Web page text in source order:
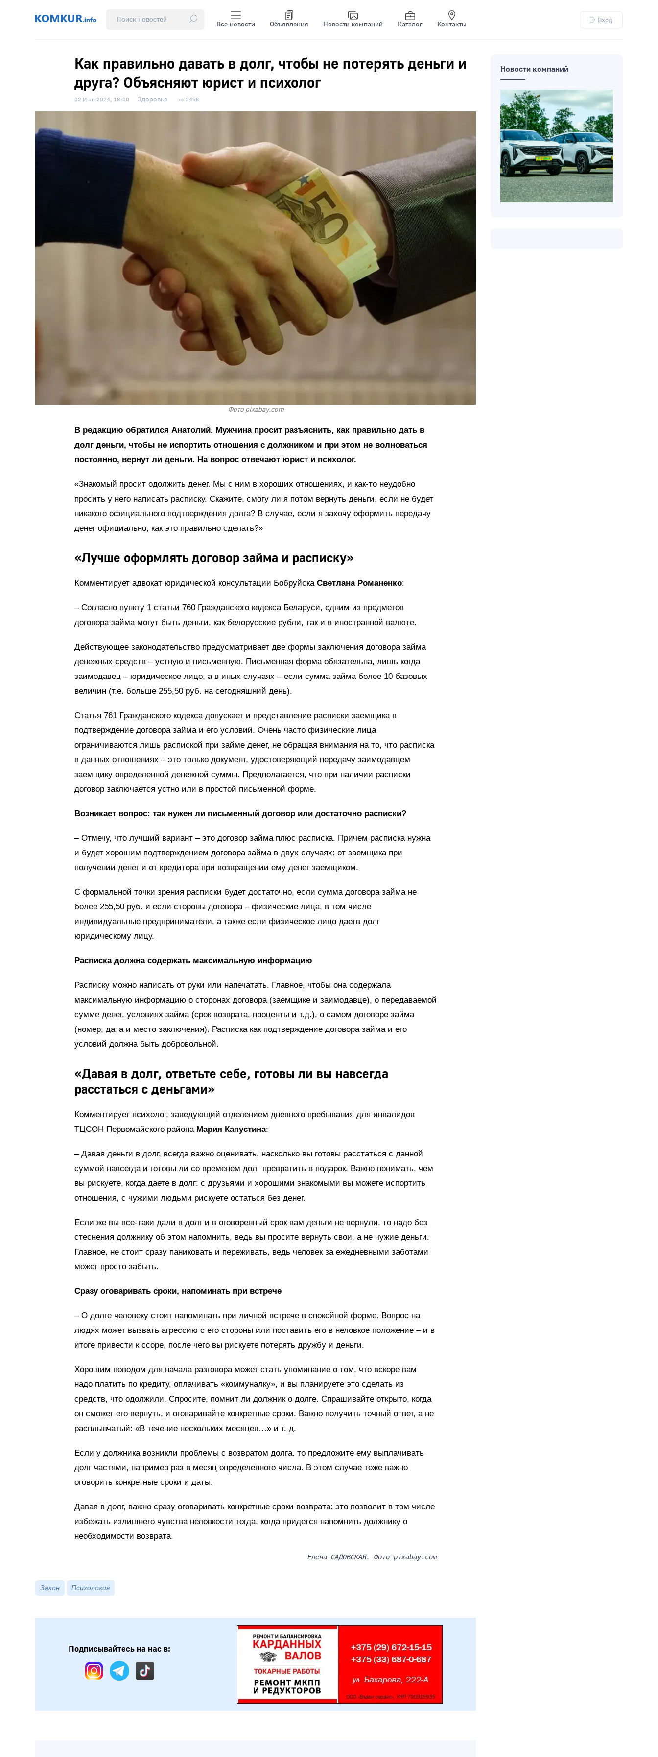
Все новости Объявления Новости компаний Каталог Контакты
Вход
Как правильно давать в долг, чтобы не потерять деньги и
друга? Объясняют юрист и психолог
02 Июн 2024, 18:00 Здоровье 2456
Фото pixabay.com
В редакцию обратился Анатолий. Мужчина просит разъяснить, как правильно дать в
долг деньги, чтобы не испортить отношения с должником и при этом не волноваться
постоянно, вернут ли деньги. На вопрос отвечают юрист и психолог.
«Знакомый просит одолжить денег. Мы с ним в хороших отношениях, и как-то неудобно
просить у него написать расписку. Скажите, смогу ли я потом вернуть деньги, если не будет
никакого официального подтверждения долга? В случае, если я захочу оформить передачу
денег официально, как это правильно сделать?»
«Лучше оформлять договор займа и расписку»
Комментирует адвокат юридической консультации Бобруйска Светлана Романенко:
– Согласно пункту 1 статьи 760 Гражданского кодекса Беларуси, одним из предметов
договора займа могут быть деньги, как белорусские рубли, так и в иностранной валюте.
Действующее законодательство предусматривает две формы заключения договора займа
денежных средств – устную и письменную. Письменная форма обязательна, лишь когда
заимодавец – юридическое лицо, а в иных случаях – если сумма займа более 10 базовых
величин (т.е. больше 255,50 руб. на сегодняшний день).
Статья 761 Гражданского кодекса допускает и представление расписки заемщика в
подтверждение договора займа и его условий. Очень часто физические лица
ограничиваются лишь распиской при займе денег, не обращая внимания на то, что расписка
в данных отношениях – это только документ, удостоверяющий передачу заимодавцем
заемщику определенной денежной суммы. Предполагается, что при наличии расписки
договор заключается устно или в простой письменной форме.
Возникает вопрос: так нужен ли письменный договор или достаточно расписки?
– Отмечу, что лучший вариант – это договор займа плюс расписка. Причем расписка нужна
и будет хорошим подтверждением договора займа в двух случаях: от заемщика при
получении денег и от кредитора при возвращении ему денег заемщиком.
С формальной точки зрения расписки будет достаточно, если сумма договора займа не
более 255,50 руб. и если стороны договора – физические лица, в том числе
индивидуальные предприниматели, а также если физическое лицо даетв долг
юридическому лицу.
Расписка должна содержать максимальную информацию
Расписку можно написать от руки или напечатать. Главное, чтобы она содержала
максимальную информацию о сторонах договора (заемщике и заимодавце), о передаваемой
сумме денег, условиях займа (срок возврата, проценты и т.д.), о самом договоре займа
(номер, дата и место заключения). Расписка как подтверждение договора займа и его
условий должна быть добровольной.
«Давая в долг, ответьте себе, готовы ли вы навсегда
расстаться с деньгами»
Комментирует психолог, заведующий отделением дневного пребывания для инвалидов
ТЦСОН Первомайского района Мария Капустина:
– Давая деньги в долг, всегда важно оценивать, насколько вы готовы расстаться с данной
суммой навсегда и готовы ли со временем долг превратить в подарок. Важно понимать, чем
вы рискуете, когда даете в долг: с друзьями и хорошими знакомыми вы можете испортить
отношения, с чужими людьми рискуете остаться без денег.
Если же вы все-таки дали в долг и в оговоренный срок вам деньги не вернули, то надо без
стеснения должнику об этом напомнить, ведь вы просите вернуть свои, а не чужие деньги.
Главное, не стоит сразу паниковать и переживать, ведь человек за ежедневными заботами
может просто забыть.
Сразу оговаривать сроки, напоминать при встрече
– О долге человеку стоит напоминать при личной встрече в спокойной форме. Вопрос на
людях может вызвать агрессию с его стороны или поставить его в неловкое положение – и в
итоге привести к ссоре, после чего вы рискуете потерять дружбу и деньги.
Хорошим поводом для начала разговора может стать упоминание о том, что вскоре вам
надо платить по кредиту, оплачивать «коммуналку», и вы планируете это сделать из
средств, что одолжили. Спросите, помнит ли должник о долге. Спрашивайте открыто, когда
он сможет его вернуть, и оговаривайте конкретные сроки. Важно получить точный ответ, а не
расплывчатый: «В течение нескольких месяцев…» и т. д.
Если у должника возникли проблемы с возвратом долга, то предложите ему выплачивать
долг частями, например раз в месяц определенного числа. В этом случае тоже важно
оговорить конкретные сроки и даты.
Давая в долг, важно сразу оговаривать конкретные сроки возврата: это позволит в том числе
избежать излишнего чувства неловкости тогда, когда придется напомнить должнику о
необходимости возврата.
Елена САДОВСКАЯ. Фото pixabay.com
Закон Психология
Подписывайтесь на нас в:
Новости компаний